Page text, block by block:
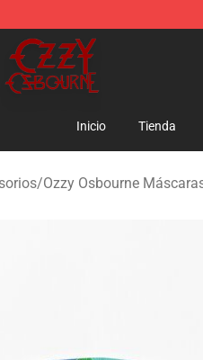
Ozzy Osbourne Merchandise
Inicio Tienda
/Ozzy Osbourne